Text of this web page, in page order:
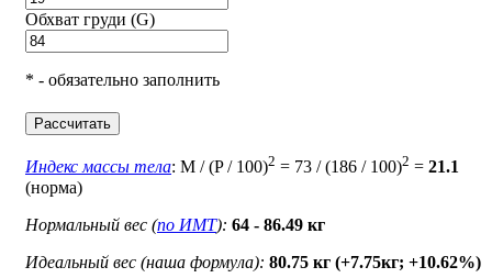
Обхват груди (G)
* - обязательно заполнить
Рассчитать
Индекс массы тела: M / (P / 100)2 = 73 / (186 / 100)2 = 21.1
(норма)
Нормальный вес (по ИМТ): 64 - 86.49 кг
Идеальный вес (наша формула): 80.75 кг (+7.75кг; +10.62%)